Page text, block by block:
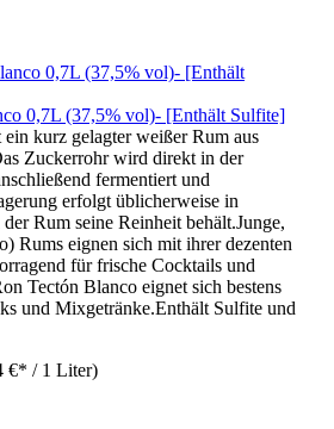
0,7L (37,5% vol)- [Enthält Sulfite]
kurz gelagter weißer Rum aus
Zuckerrohr wird direkt in der
fermentiert und
erfolgt üblicherweise in
Rum seine Reinheit behält.Junge,
Rums eignen sich mit ihrer dezenten
für frische Cocktails und
Tectón Blanco eignet sich bestens
und Mixgetränke.Enthält Sulfite und
€* / 1 Liter)